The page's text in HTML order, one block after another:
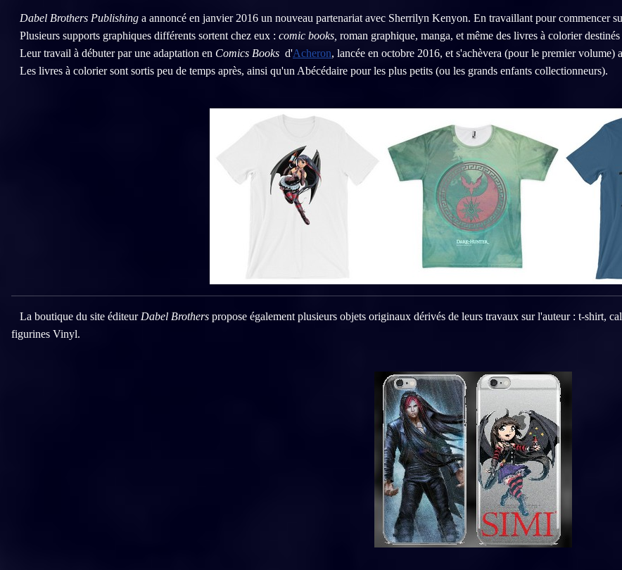
Dabel Brothers Publishing a annoncé en janvier 2016 un nouveau partenariat avec Sherrilyn Kenyon. En travaillant pour commencer
Plusieurs supports graphiques différents sortent chez eux : comic books, roman graphique, manga, et même des livres à colorier
Leur travail à débuter par une adaptation en Comics Books d'Acheron, lancée en octobre 2016, et s'achèvera (pour le premier volume)
Les livres à colorier sont sortis peu de temps après, ainsi qu'un Abécédaire pour les plus petits (ou les grands enfants collectionneurs).
La boutique du site éditeur Dabel Brothers propose également plusieurs objets originaux dérivés de leurs travaux sur l'auteur : t-shirt,
figurines Vinyl.